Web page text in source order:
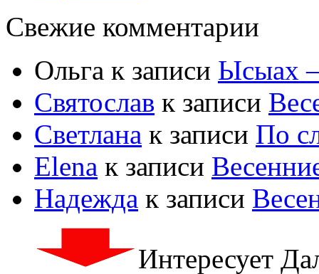
Свежие комментарии
Ольга к записи Ысыах
Святослав к записи
Светлана к записи По
Elena к записи
Надежда к записи
Интересует